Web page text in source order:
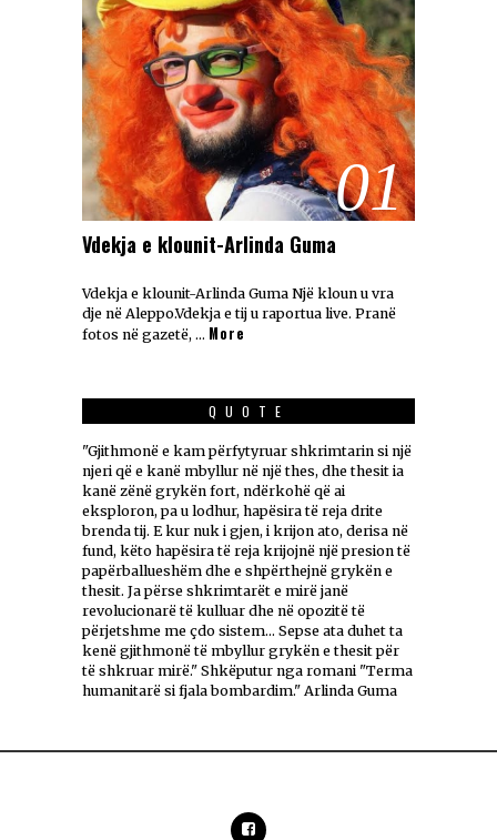
01
Vdekja e klounit-Arlinda Guma
Vdekja e klounit-Arlinda Guma Një kloun u vra
dje në Aleppo.Vdekja e tij u raportua live. Pranë
fotos në gazetë, … More
QUOTE
"Gjithmonë e kam përfytyruar shkrimtarin si një
njeri që e kanë mbyllur në një thes, dhe thesit ia
kanë zënë grykën fort, ndërkohë që ai
eksploron, pa u lodhur, hapësira të reja drite
brenda tij. E kur nuk i gjen, i krijon ato, derisa në
fund, këto hapësira të reja krijojnë një presion të
papërballueshëm dhe e shpërthejnë grykën e
thesit. Ja përse shkrimtarët e mirë janë
revolucionarë të kulluar dhe në opozitë të
përjetshme me çdo sistem... Sepse ata duhet ta
kenë gjithmonë të mbyllur grykën e thesit për
të shkruar mirë." Shkëputur nga romani "Terma
humanitarë si fjala bombardim." Arlinda Guma